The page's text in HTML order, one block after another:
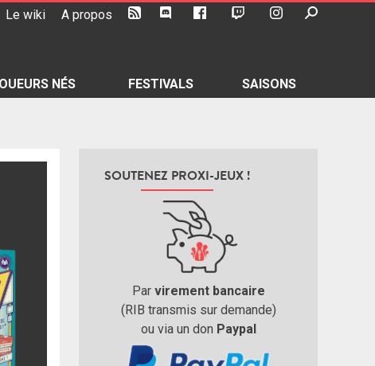
Le wiki A propos
NÉS FESTIVALS SAISONS
SOUTENEZ PROXI-JEUX !
Par virement bancaire
(RIB transmis sur demande)
ou via un don Paypal